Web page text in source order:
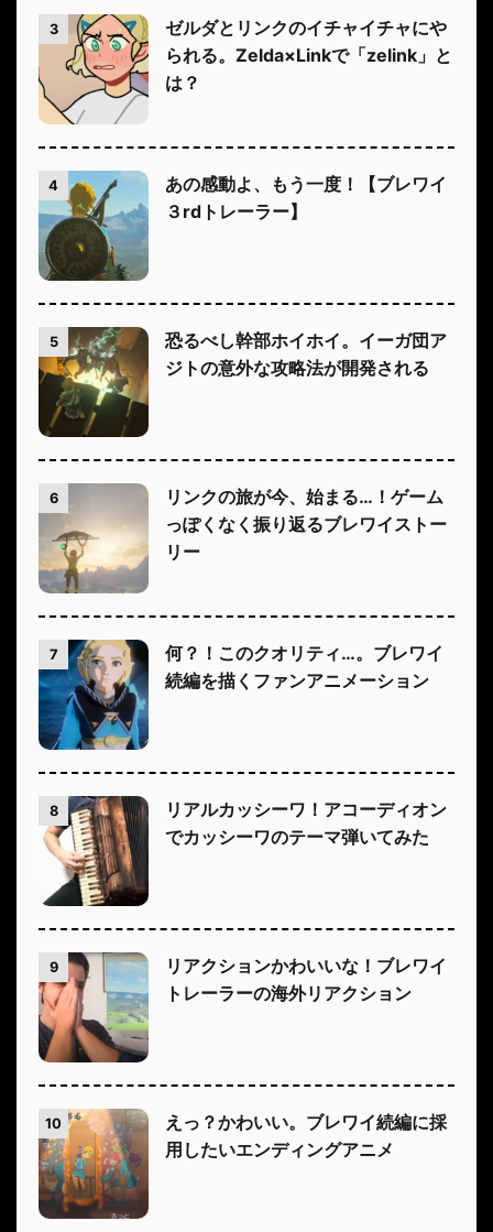
3
ゼルダとリンクのイチャイチャにや
られる。Zelda×Linkで「zelink」と
は？
4
あの感動よ、もう一度！【ブレワイ
３rdトレーラー】
5
恐るべし幹部ホイホイ。イーガ団ア
ジトの意外な攻略法が開発される
6
リンクの旅が今、始まる…！ゲーム
っぽくなく振り返るブレワイストー
リー
7
何？！このクオリティ…。ブレワイ
続編を描くファンアニメーション
8
リアルカッシーワ！アコーディオン
でカッシーワのテーマ弾いてみた
9
リアクションかわいいな！ブレワイ
トレーラーの海外リアクション
10
えっ？かわいい。ブレワイ続編に採
用したいエンディングアニメ